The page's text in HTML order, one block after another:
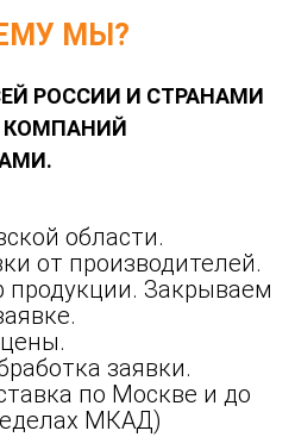
МЫ?
РОССИИ И СТРАНАМИ
КОМПАНИЙ
области.
от производителей.
Закрываем
заявки.
по Москве и до
МКАД)